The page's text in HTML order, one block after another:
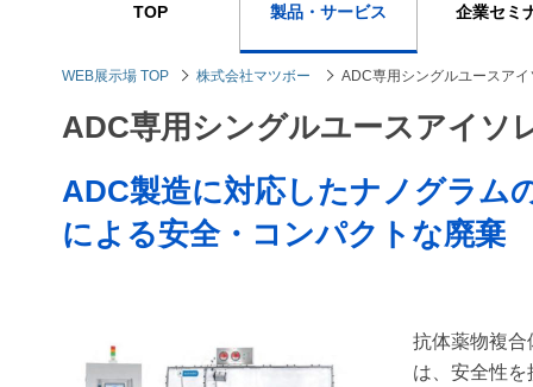
TOP 製品・サービス 企業セミ
WEB展示場 TOP 株式会社マツボー ADC専用シングルユースア
ADC専用シングルユースアイ
ADC製造に対応したナノグラム
による安全・コンパクトな廃棄
抗体薬物複合
は、安全性